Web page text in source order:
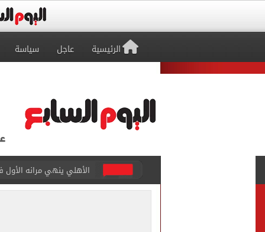
الرئيسية عاجل سياسة
الأهلي ينهي مرانه
"تنظيم الاتصالات":